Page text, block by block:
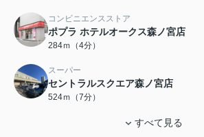
コンビニエンスストア
ポプラ ホテルオークス森ノ宮店
284ｍ（4分）
スーパー
セントラルスクエア森ノ宮店
524ｍ（7分）
すべて見る